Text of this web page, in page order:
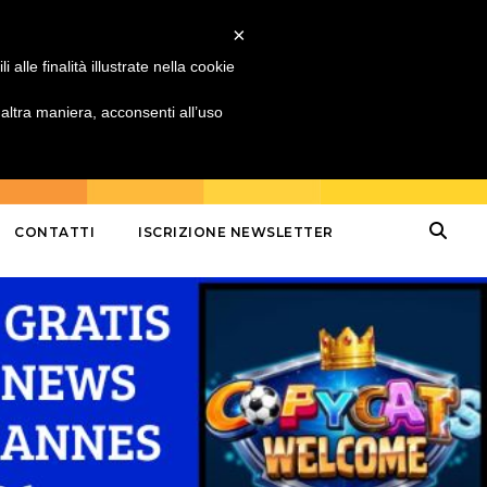
CONTATTI ISCRIZIONE NEWSLETTER
×
alle finalità illustrate nella cookie
maniera, acconsenti all’uso